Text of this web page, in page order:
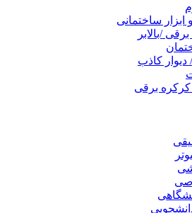
ابزار ساختمانی
/بالابر
کاذب
کرکره برقی